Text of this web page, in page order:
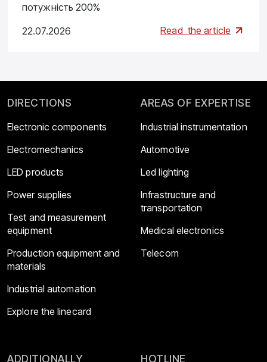
потужність 200%
22.07.2026 Read the article
DIRECTIONS
Electronic components
Electromechanics
LED products
Power supplies
Test and measurement
equipment
Production equipment and
materials
Industrial automation
Explore the linecard
AREAS OF EXPERTISE
Industrial instrumentation
Automotive
Led lighting
Infrastructure and
transportation
Medical electronics
Telecom
ADDITIONALLY HOTLINE